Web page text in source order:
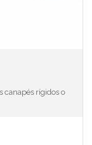
canapés rígidos o